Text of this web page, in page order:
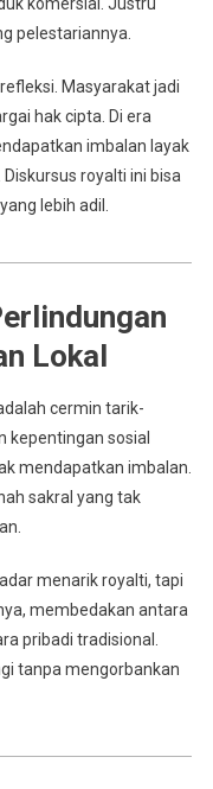
komersial. Justru
pelestariannya.
Masyarakat jadi
hak cipta. Di era
imbalan layak
royalti ini bisa
lebih adil.
Lokal
cermin tarik-
kepentingan sosial
mendapatkan imbalan.
sakral yang tak
menarik royalti, tapi
membedakan antara
pribadi tradisional.
tanpa mengorbankan